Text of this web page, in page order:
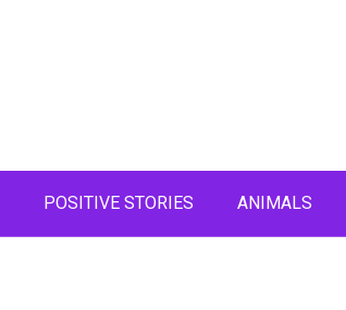
POSITIVE STORIES ANIMALS